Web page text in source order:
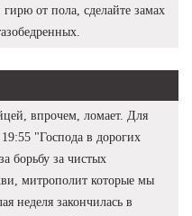
от пола, сделайте замах
впрочем, ломает. Для
"Господа в дорогих
борьбу за чистых
митрополит которые мы
неделя закончилась в